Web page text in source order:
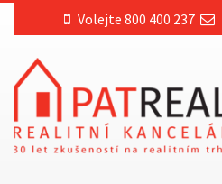
Volejte 800 400 237